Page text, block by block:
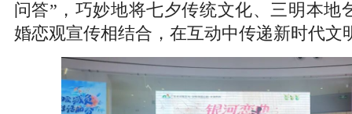
问答”，巧妙地将七夕传统文化、三明本地
婚恋观宣传相结合，在互动中传递新时代文